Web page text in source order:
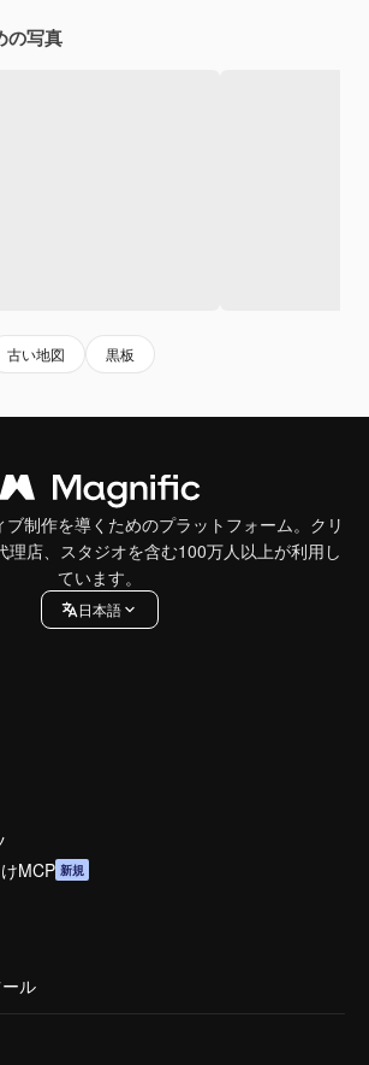
の写真
古い地図 黒板
制作を導くためのプラットフォーム。クリ
理店、スタジオを含む100万人以上が利用し
ています。
日本語
MCP 新規
ル